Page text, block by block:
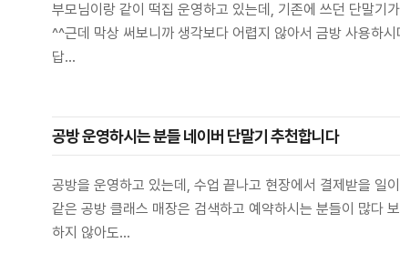
부모님이랑 같이 떡집 운영하고 있는데, 기존에 쓰던 단말기
^^근데 막상 써보니까 생각보다 어렵지 않아서 금방 사용하
답...
공방 운영하시는 분들 네이버 단말기 추천합니다
공방을 운영하고 있는데, 수업 끝나고 현장에서 결제받을 일
같은 공방 클래스 매장은 검색하고 예약하시는 분들이 많다
하지 않아도...